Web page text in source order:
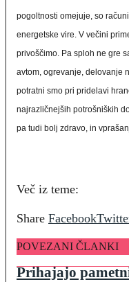
pogoltnosti omejuje, so
energetske vire. V večini
privoščimo. Pa sploh ne gre
avtom, ogrevanje, delovanje
potratni smo pri pridelavi
najrazličnejših potrošniških
pa tudi bolj zdravo, in
Več iz teme:
Share Facebook
POVEZANI ČLANKI
Prihajajo